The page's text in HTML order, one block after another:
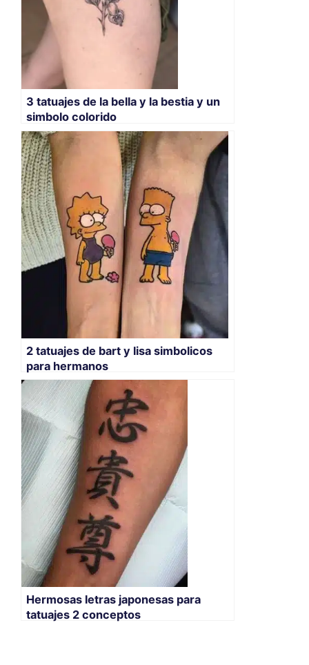
3 tatuajes de la bella y la bestia y un
simbolo colorido
2 tatuajes de bart y lisa simbolicos
para hermanos
Hermosas letras japonesas para
tatuajes 2 conceptos